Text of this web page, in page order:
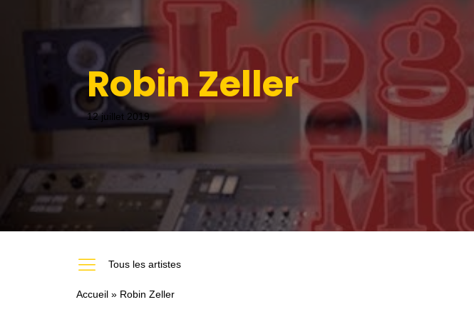
Robin Zeller
12 juillet 2019
https://melodiumstudio.com/les-artistes-du-studio-melodium-paris/
Tous les artistes
Accueil » Robin Zeller